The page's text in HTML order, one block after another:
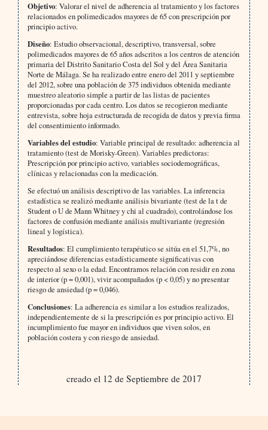
Objetivo: Valorar el nivel de adherencia al tratamiento y los factores
relacionados en polimedicados mayores de 65 con prescripción por
principio activo.
Diseño: Estudio observacional, descriptivo, transversal, sobre
polimedicados mayores de 65 años adscritos a los centros de atención
primaria del Distrito Sanitario Costa del Sol y del Área Sanitaria
Norte de Málaga. Se ha realizado entre enero del 2011 y septiembre
del 2012, sobre una población de 375 individuos obtenida mediante
muestreo aleatorio simple a partir de las listas de pacientes
proporcionadas por cada centro. Los datos se recogieron mediante
entrevista, sobre hoja estructurada de recogida de datos y previa firma
del consentimiento informado.
Variables del estudio: Variable principal de resultado: adherencia al
tratamiento (test de Morisky-Green). Variables predictoras:
Prescripción por principio activo, variables sociodemográficas,
clínicas y relacionadas con la medicación.
Se efectuó un análisis descriptivo de las variables. La inferencia
estadística se realizó mediante análisis bivariante (test de la t de
Student o U de Mann Whitney y chi al cuadrado), controlándose los
factores de confusión mediante análisis multivariante (regresión
lineal y logística).
Resultados: El cumplimiento terapéutico se sitúa en el 51,7%, no
apreciándose diferencias estadísticamente significativas con
respecto al sexo o la edad. Encontramos relación con residir en zona
de interior (p = 0,001), vivir acompañados (p < 0,05) y no presentar
riesgo de ansiedad (p = 0,046).
Conclusiones: La adherencia es similar a los estudios realizados,
independientemente de si la prescripción es por principio activo. El
incumplimiento fue mayor en individuos que viven solos, en
población costera y con riesgo de ansiedad.
creado el 12 de Septiembre de 2017